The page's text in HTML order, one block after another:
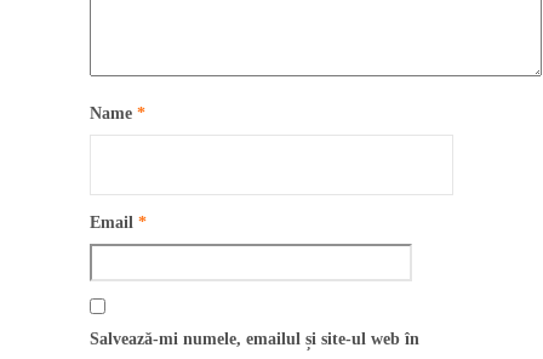
Name *
Email *
Salvează-mi numele, emailul și site-ul web în